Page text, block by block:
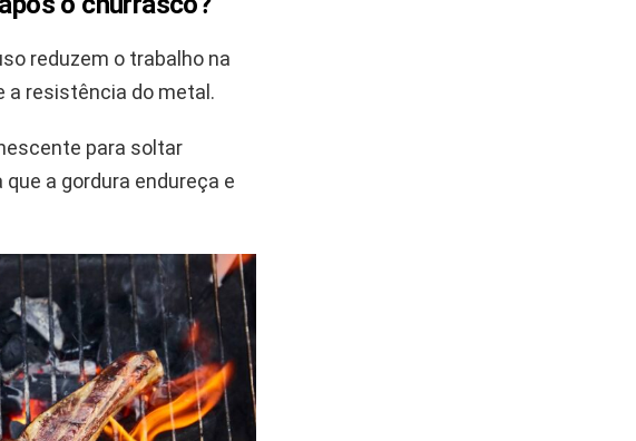
reduzem o trabalho na
a resistência do metal.
para soltar
a gordura endureça e